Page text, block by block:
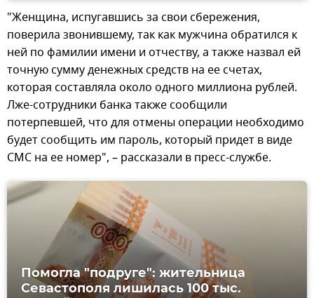
"Женщина, испугавшись за свои сбережения,
поверила звонившему, так как мужчина обратился к
ней по фамилии имени и отчеству, а также назвал ей
точную сумму денежных средств на ее счетах,
которая составляла около одного миллиона рублей.
Лже-сотрудники банка также сообщили
потерпевшей, что для отмены операции необходимо
будет сообщить им пароль, который придет в виде
СМС на ее номер", – рассказали в пресс-службе.
Помогла "подруге": жительница
Севастополя лишилась 100 тыс.